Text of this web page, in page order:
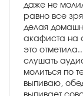
даже не
равно все
делая
акафиста на
это
слушать
молиться по
выпиваю,